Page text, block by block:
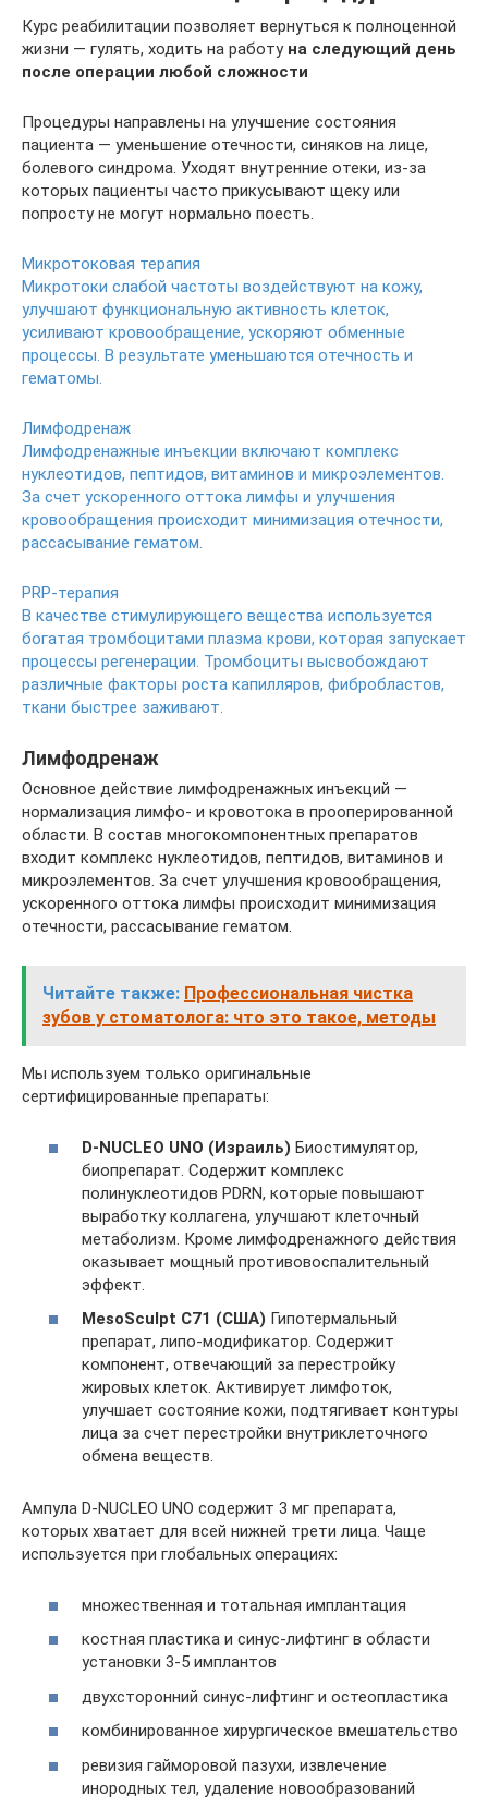
Курс реабилитации позволяет вернуться к полноценной
жизни — гулять, ходить на работу на следующий день
после операции любой сложности
Процедуры направлены на улучшение состояния
пациента — уменьшение отечности, синяков на лице,
болевого синдрома. Уходят внутренние отеки, из-за
которых пациенты часто прикусывают щеку или
попросту не могут нормально поесть.
Микротоковая терапия
Микротоки слабой частоты воздействуют на кожу,
улучшают функциональную активность клеток,
усиливают кровообращение, ускоряют обменные
процессы. В результате уменьшаются отечность и
гематомы.
Лимфодренаж
Лимфодренажные инъекции включают комплекс
нуклеотидов, пептидов, витаминов и микроэлементов.
За счет ускоренного оттока лимфы и улучшения
кровообращения происходит минимизация отечности,
рассасывание гематом.
PRP-терапия
В качестве стимулирующего вещества используется
богатая тромбоцитами плазма крови, которая запускает
процессы регенерации. Тромбоциты высвобождают
различные факторы роста капилляров, фибробластов,
ткани быстрее заживают.
Лимфодренаж
Основное действие лимфодренажных инъекций —
нормализация лимфо- и кровотока в прооперированной
области. В состав многокомпонентных препаратов
входит комплекс нуклеотидов, пептидов, витаминов и
микроэлементов. За счет улучшения кровообращения,
ускоренного оттока лимфы происходит минимизация
отечности, рассасывание гематом.
Читайте также: Профессиональная чистка
зубов у стоматолога: что это такое, методы
Мы используем только оригинальные
сертифицированные препараты:
D-NUCLEO UNO (Израиль) Биостимулятор,
биопрепарат. Содержит комплекс
полинуклеотидов PDRN, которые повышают
выработку коллагена, улучшают клеточный
метаболизм. Кроме лимфодренажного действия
оказывает мощный противовоспалительный
эффект.
MesoSculpt C71 (США) Гипотермальный
препарат, липо-модификатор. Содержит
компонент, отвечающий за перестройку
жировых клеток. Активирует лимфоток,
улучшает состояние кожи, подтягивает контуры
лица за счет перестройки внутриклеточного
обмена веществ.
Ампула D-NUCLEO UNO содержит 3 мг препарата,
которых хватает для всей нижней трети лица. Чаще
используется при глобальных операциях:
множественная и тотальная имплантация
костная пластика и синус-лифтинг в области
установки 3-5 имплантов
двухсторонний синус-лифтинг и остеопластика
комбинированное хирургическое вмешательство
ревизия гайморовой пазухи, извлечение
инородных тел, удаление новообразований